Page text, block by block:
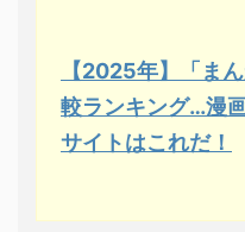
【2025年】「ま
較ランキング…漫
サイトはこれだ！